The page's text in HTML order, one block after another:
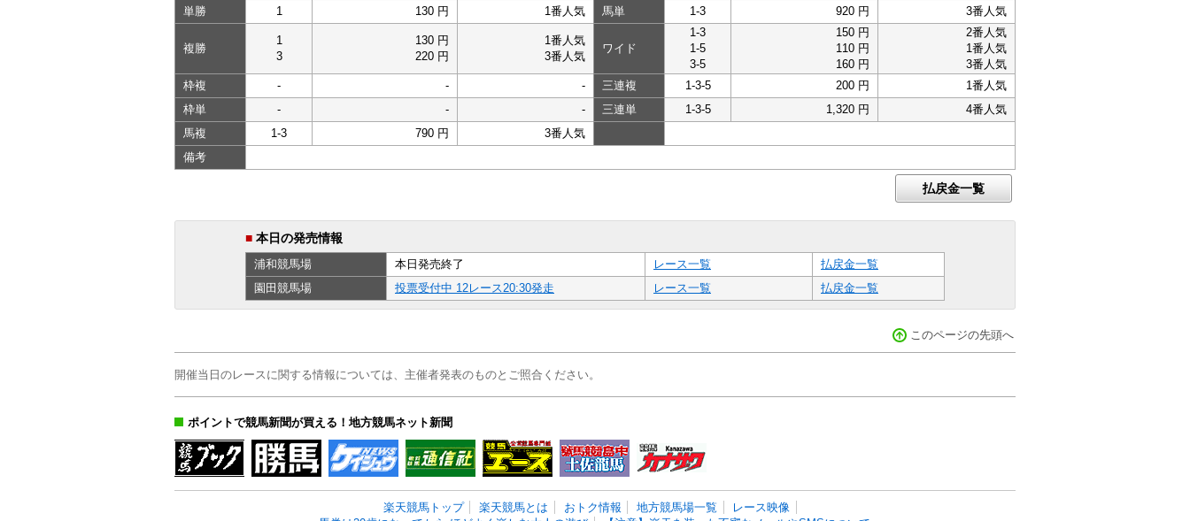
単勝 1 130 円 1番人気 馬単 1-3 920 円 3番人気
複勝
1
3
130 円
220 円
1番人気
3番人気
ワイド
1-3
1-5
3-5
150 円
110 円
160 円
2番人気
1番人気
3番人気
枠複
- - - 三連複 1-3-5 200 円
1番人気
枠単
- - - 三連単 1-3-5 1,320 円
4番人気
馬複
1-3 790 円
3番人気
備考
払戻金一覧
■ 本日の発売情報
浦和競馬場 本日発売終了 レース一覧
払戻金一覧
園田競馬場 投票受付中 12レース20:30発走 レース一覧 払戻金一覧
このページの先頭へ
開催当日のレースに関する情報については、主催者発表のものとご照合ください。
ポイントで競馬新聞が買える！地方競馬ネット新聞
楽天競馬トップ 楽天競馬とは おトク情報 地方競馬場一覧
レース映像